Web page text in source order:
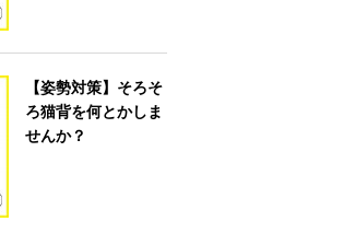
【姿勢対策】そろそ
ろ猫背を何とかしま
せんか？